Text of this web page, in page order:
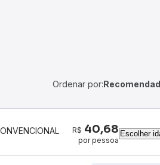
Ordenar por:
R$ 40,68
por pessoa
Escolher